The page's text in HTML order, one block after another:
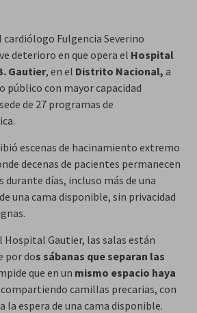
cardiólogo Fulgencia Severino
deterioro en que opera el Hospital
Gautier, en el Distrito Nacional, a
público con mayor capacidad
de 27 programas de
escenas de hacinamiento extremo
decenas de pacientes permanecen
durante días, incluso más de una
una cama disponible, sin privacidad
Hospital Gautier, las salas están
por dos sábanas que separan las
que en un mismo espacio haya
compartiendo camillas precarias, con
la espera de una cama disponible.